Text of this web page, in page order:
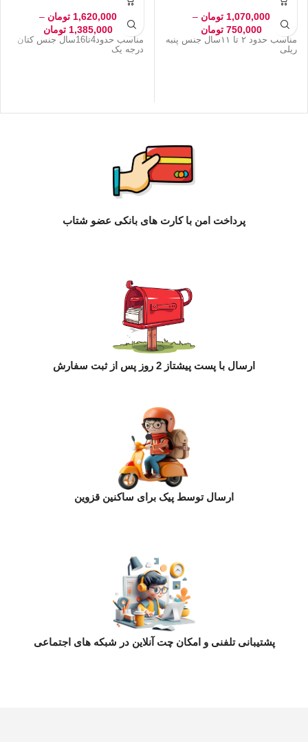
1,070,000 تومان –
750,000 تومان
مناسب حدود ۲ تا ۱۱سال جنس پنبه
ریلی
1,620,000 تومان –
1,385,000 تومان
مناسب حدود4تا16سال جنس کتان
درجه یک
پرداخت امن با کارت های بانکی عضو شتاب
ارسال با پست پیشتاز 2 روز پس از ثبت سفارش
ارسال توسط پیک برای ساکنین قزوین
پشتیبانی تلفنی و امکان چت آنلاین در شبکه های اجتماعی